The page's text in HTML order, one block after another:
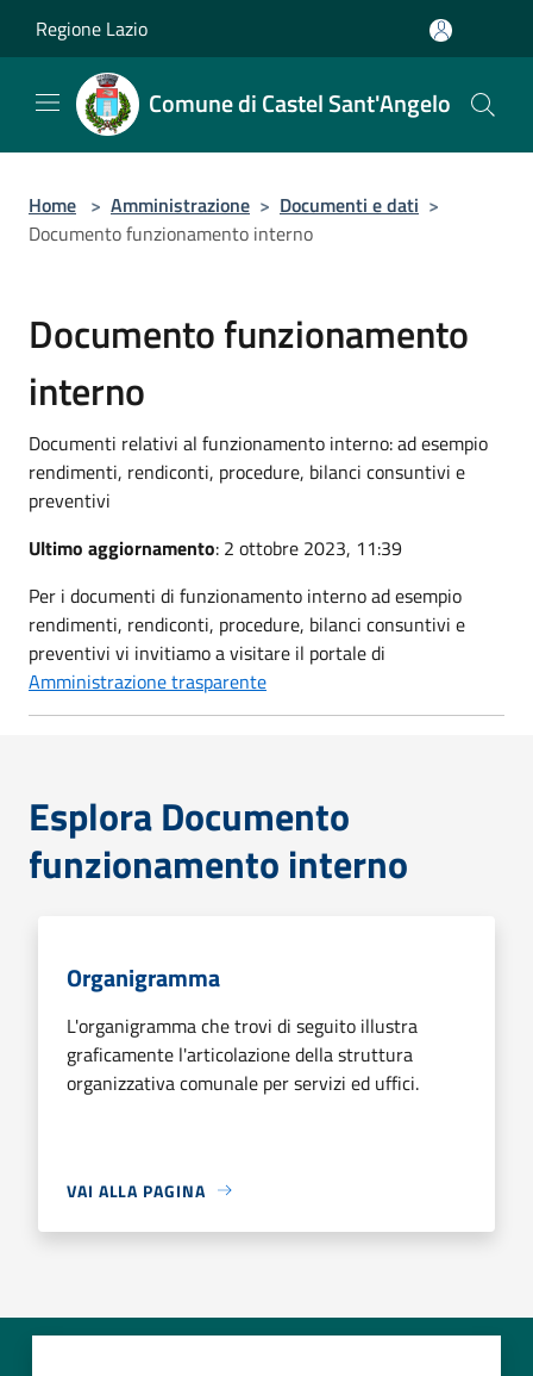
Regione Lazio
Comune di Castel Sant'Angelo
Home > Amministrazione > Documenti e dati >
Documento funzionamento interno
Documento funzionamento
interno
Documenti relativi al funzionamento interno: ad esempio
rendimenti, rendiconti, procedure, bilanci consuntivi e
preventivi
Ultimo aggiornamento: 2 ottobre 2023, 11:39
Per i documenti di funzionamento interno ad esempio
rendimenti, rendiconti, procedure, bilanci consuntivi e
preventivi vi invitiamo a visitare il portale di
Amministrazione trasparente
Esplora Documento
funzionamento interno
Organigramma
L'organigramma che trovi di seguito illustra
graficamente l'articolazione della struttura
organizzativa comunale per servizi ed uffici.
VAI ALLA PAGINA